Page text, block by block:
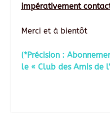
impérativement
Merci et à bientôt
(*Précision :
le « Club des Amis de